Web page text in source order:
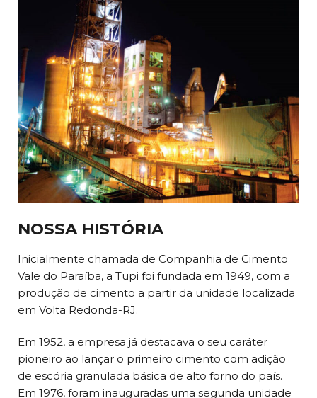
NOSSA HISTÓRIA
Inicialmente chamada de Companhia de Cimento
Vale do Paraíba, a Tupi foi fundada em 1949, com a
produção de cimento a partir da unidade localizada
em Volta Redonda-RJ.
Em 1952, a empresa já destacava o seu caráter
pioneiro ao lançar o primeiro cimento com adição
de escória granulada básica de alto forno do país.
Em 1976, foram inauguradas uma segunda unidade